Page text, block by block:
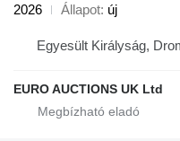
2026
Állapot új
Egyesült Királyság,
EURO AUCTIONS UK Ltd